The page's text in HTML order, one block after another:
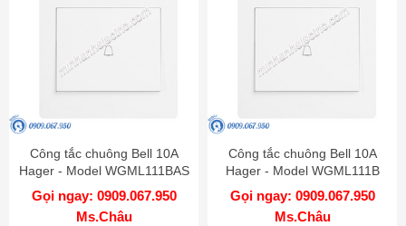
Công tắc chuông Bell 10A
Hager - Model WGML111BAS
Gọi ngay: 0909.067.950
Ms.Châu
Công tắc chuông Bell 10A
Hager - Model WGML111B
Gọi ngay: 0909.067.950
Ms.Châu